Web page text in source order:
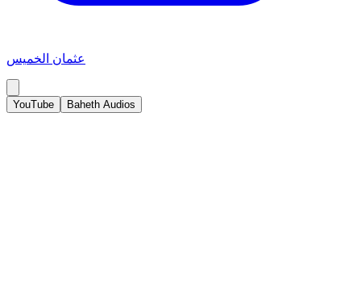
عثمان الخميس
YouTube Baheth Audios